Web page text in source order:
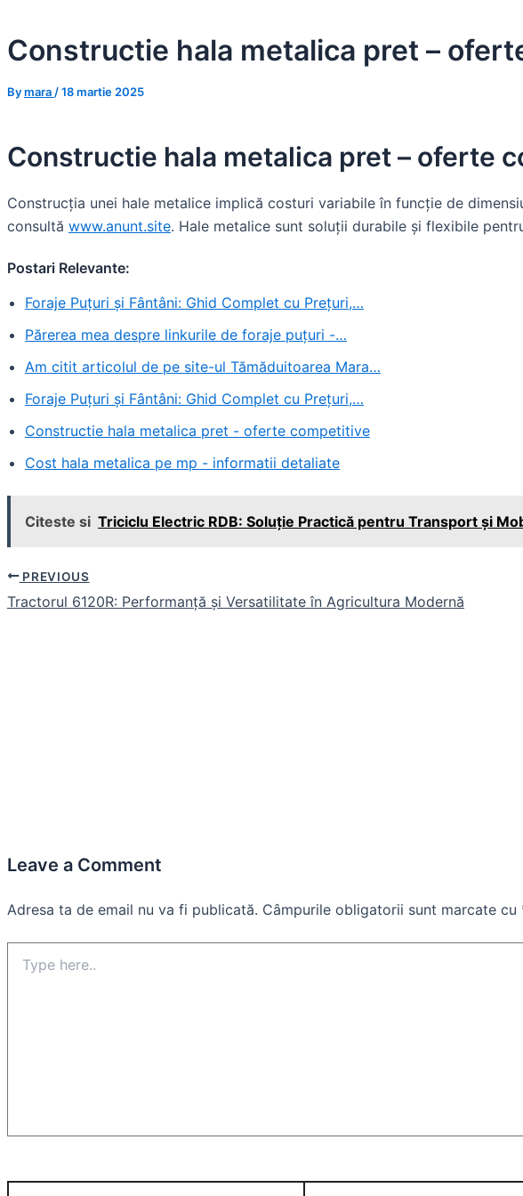
to
content
Constructie hala metalica pret –
Bymara /18 martie 2025
Constructie hala metalica pret – oferte
Construcția unei hale metalice implică costuri variabile în funcție de
consultă www.anunt.site. Hale metalice sunt soluții durabile și flexibile
Postari Relevante:
Foraje Puțuri și Fântâni: Ghid Complet cu Prețuri,…
Părerea mea despre linkurile de foraje puțuri -…
Am citit articolul de pe site-ul Tămăduitoarea Mara…
Foraje Puțuri și Fântâni: Ghid Complet cu Prețuri,…
Constructie hala metalica pret - oferte competitive
Cost hala metalica pe mp - informatii detaliate
Citeste si Triciclu Electric RDB: Soluție Practică pentru Transport și
Post
navigation
PREVIOUS
Tractorul 6120R: Performanță și Versatilitate în Agricultura Modernă
Leave a Comment
Adresa ta de email nu va fi publicată. Câmpurile obligatorii sunt marcate cu
here..